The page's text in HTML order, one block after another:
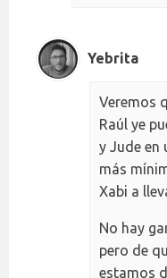
Yebrita
Veremos
Raúl ye
y Jude en
más
Xabi a
No hay
pero de
estamos